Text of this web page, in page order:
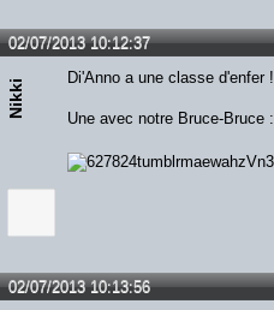
02/07/2013 10:12:37
Nikki
Di'Anno a une classe d'enfer !
Une avec notre Bruce-Bruce :
02/07/2013 10:13:56